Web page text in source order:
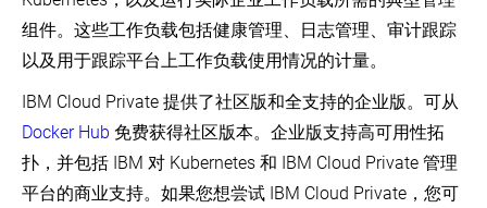
本
倾
斜
支
策
略
容
器
行
Turnkey
云
解
组件。这些工作负载包括健康管理、日志管理、审计跟踪
以及用于跟踪平台上工作负载使用情况的计量。
IBM Cloud Private 提供了社区版和全支持的企业版。可从
Docker Hub 免费获得社区版本。企业版支持高可用性拓
扑，并包括 IBM 对 Kubernetes 和 IBM Cloud Private 管理
平台的商业支持。如果您想尝试 IBM Cloud Private，您可